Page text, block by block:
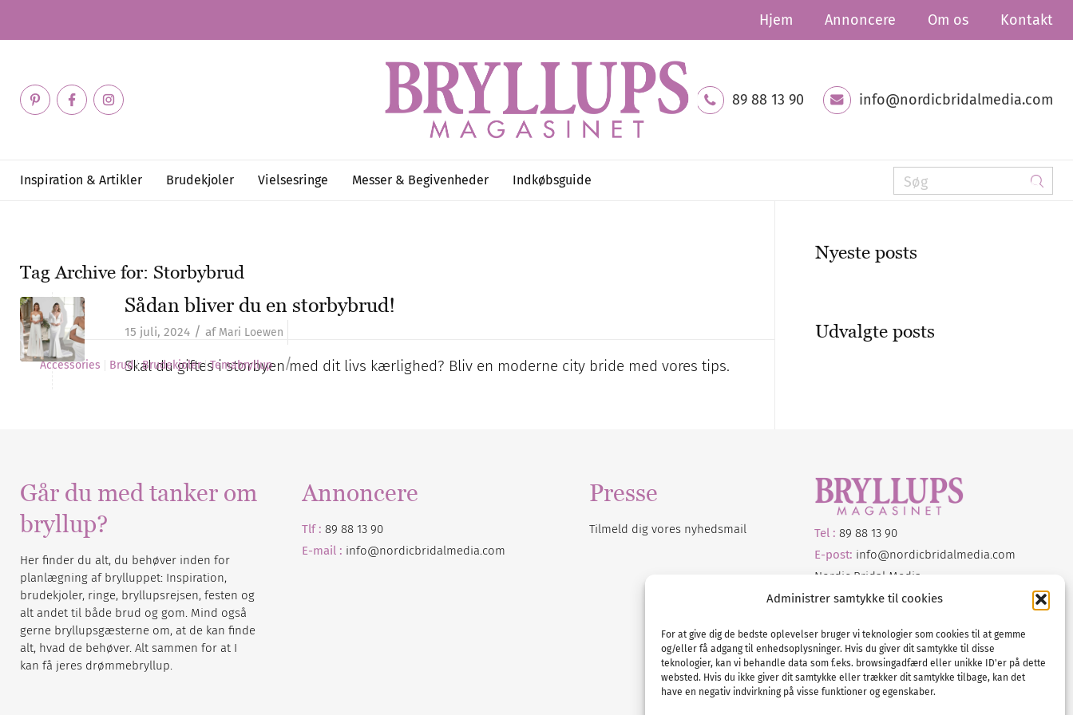
Administrer samtykke til cookies
For at give dig de bedste oplevelser bruger vi teknologier som cookies til at gemme
og/eller få adgang til enhedsoplysninger. Hvis du giver dit samtykke til disse
teknologier, kan vi behandle data som f.eks. browsingadfærd eller unikke ID'er på dette
websted. Hvis du ikke giver dit samtykke eller trækker dit samtykke tilbage, kan det
have en negativ indvirkning på visse funktioner og egenskaber.
Hjem Annoncere Om os Kontakt
89 88 13 90 info@nordicbridalmedia.com
Inspiration & Artikler Brudekjoler Vielsesringe Messer & Begivenheder Indkøbsguide
Tag Archive for: Storbybrud
Sådan bliver du en storbybrud!
15 juli, 2024 / af Mari Loewen
Skal du giftes i storbyen med dit livs kærlighed? Bliv en moderne city bride med vores tips.
Accessories Brud Brudekjoler Temabryllup /
Nyeste posts
Udvalgte posts
Går du med tanker om
bryllup?
Her finder du alt, du behøver inden for
planlægning af brylluppet: Inspiration,
brudekjoler, ringe, bryllupsrejsen, festen og
alt andet til både brud og gom. Mind også
gerne bryllupsgæsterne om, at de kan finde
alt, hvad de behøver. Alt sammen for at I
kan få jeres drømmebryllup.
Annoncere
Tlf : 89 88 13 90
E-mail : info@nordicbridalmedia.com
Presse
Tilmeld dig vores nyhedsmail Tel : 89 88 13 90
E-post: info@nordicbridalmedia.com
Nordic Bridal Media
© All rights reserved.